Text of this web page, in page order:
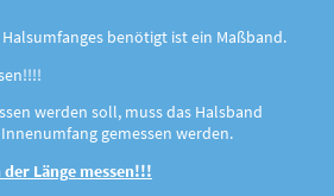
benötigt ist ein Maßband.
werden soll, muss das Halsband
gemessen werden.
Länge messen!!!